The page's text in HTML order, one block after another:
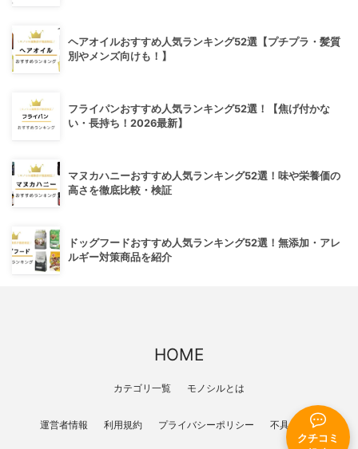
クチコミ
ヘアオイルおすすめ人気ランキング52選【プチプラ・髪質
別やメンズ向けも！】
フライパンおすすめ人気ランキング52選！【焦げ付かな
い・長持ち！2026最新】
マヌカハニーおすすめ人気ランキング52選！味や栄養価の
高さを徹底比較・検証
ドッグフードおすすめ人気ランキング52選！無添加・アレ
ルギー対策商品を紹介
HOME
カテゴリ一覧 モノシルとは
運営者情報 利用規約 プライバシーポリシー 不具合報告